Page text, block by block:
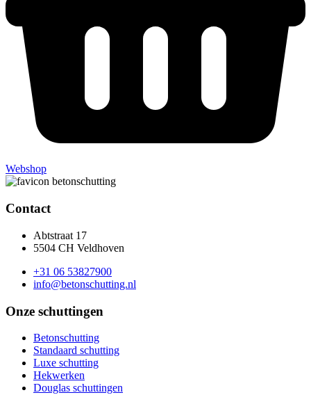
Webshop
Contact
Abtstraat 17
5504 CH Veldhoven
+31 06 53827900
info@betonschutting.nl
Onze schuttingen
Betonschutting
Standaard schutting
Luxe schutting
Hekwerken
Douglas schuttingen